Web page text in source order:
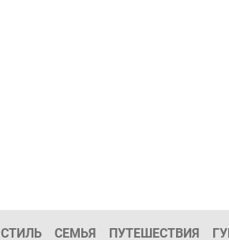
СТИЛЬ СЕМЬЯ ПУТЕШЕСТВИЯ